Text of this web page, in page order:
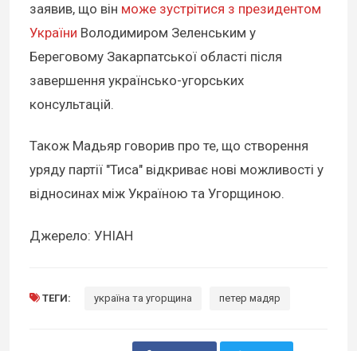
заявив, що він може зустрітися з президентом
України Володимиром Зеленським у
Береговому Закарпатської області після
завершення українсько-угорських
консультацій.
Також Мадьяр говорив про те, що створення
уряду партії "Тиса" відкриває нові можливості у
відносинах між Україною та Угорщиною.
Джерело: УНІАН
ТЕГИ: україна та угорщина петер мадяр